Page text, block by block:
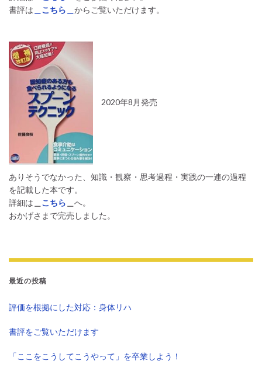
書評は ＿こちら＿ からご覧いただけます。
2020年8月発売
ありそうでなかった、知識・観察・思考過程・実践の一連の過程
を記載した本です。
詳細は
こちら
へ。
おかげさまで完売しました。
最近の投稿
評価を根拠にした対応：身体リハ
書評をご覧いただけます
「ここをこうしてこうやって」を卒業しよう！